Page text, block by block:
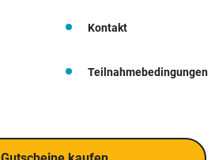
Kontakt
Teilnahmebedingungen